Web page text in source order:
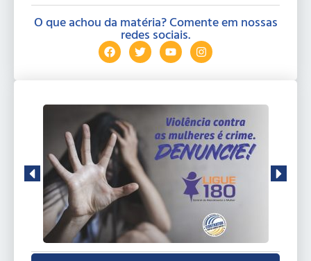
O que achou da matéria? Comente em nossas
redes sociais.